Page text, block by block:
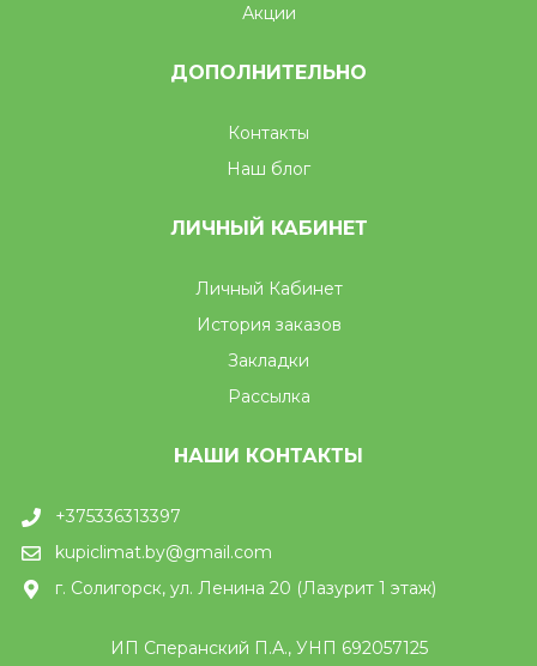
Акции
ДОПОЛНИТЕЛЬНО
Контакты
Наш блог
ЛИЧНЫЙ КАБИНЕТ
Личный Кабинет
История заказов
Закладки
Рассылка
НАШИ КОНТАКТЫ
+375336313397
kupiclimat.by@gmail.com
г. Солигорск, ул. Ленина 20 (Лазурит 1 этаж)
ИП Сперанский П.А., УНП 692057125